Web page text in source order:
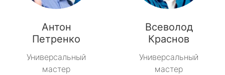
Антон
Петренко
Универсальный
мастер
Всеволод
Краснов
Универсальный
мастер